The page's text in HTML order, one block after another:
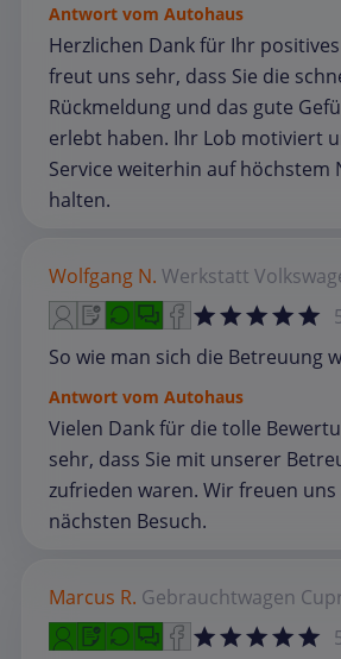
Antwort vom Autohaus
Herzlichen Dank für Ihr positives
freut uns sehr, dass Sie die
Rückmeldung und das gute
erlebt haben. Ihr Lob motiviert
Service weiterhin auf höchstem
halten.
Wolfgang N. Werkstatt
So wie man sich die Betreuung
Antwort vom Autohaus
Vielen Dank für die tolle
sehr, dass Sie mit unserer
zufrieden waren. Wir freuen
nächsten Besuch.
Marcus R. Gebrauchtwagen